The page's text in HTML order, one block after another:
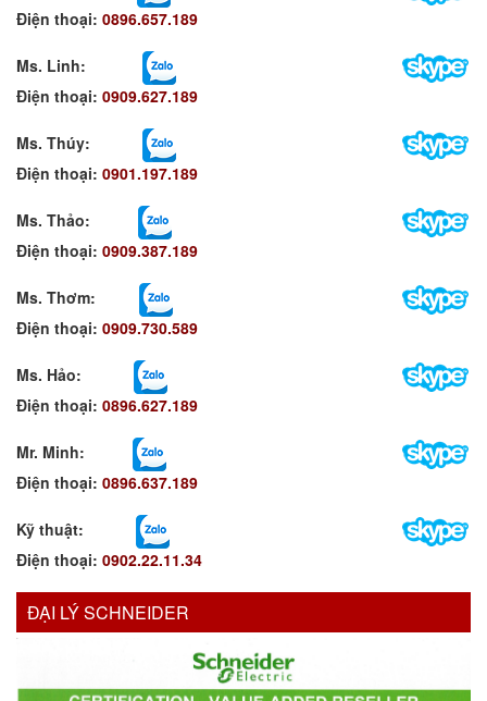
Điện thoại: 0896.657.189
Ms. Linh:
Điện thoại: 0909.627.189
Ms. Thúy:
Điện thoại: 0901.197.189
Ms. Thảo:
Điện thoại: 0909.387.189
Ms. Thơm:
Điện thoại: 0909.730.589
Ms. Hảo:
Điện thoại: 0896.627.189
Mr. Minh:
Điện thoại: 0896.637.189
Kỹ thuật:
Điện thoại: 0902.22.11.34
ĐẠI LÝ SCHNEIDER